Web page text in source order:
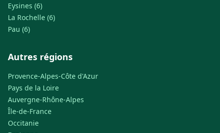
Eysines (6)
La Rochelle (6)
Pau (6)
Autres régions
Provence-Alpes-Côte d'Azur
Pays de la Loire
Auvergne-Rhône-Alpes
Île-de-France
Occitanie